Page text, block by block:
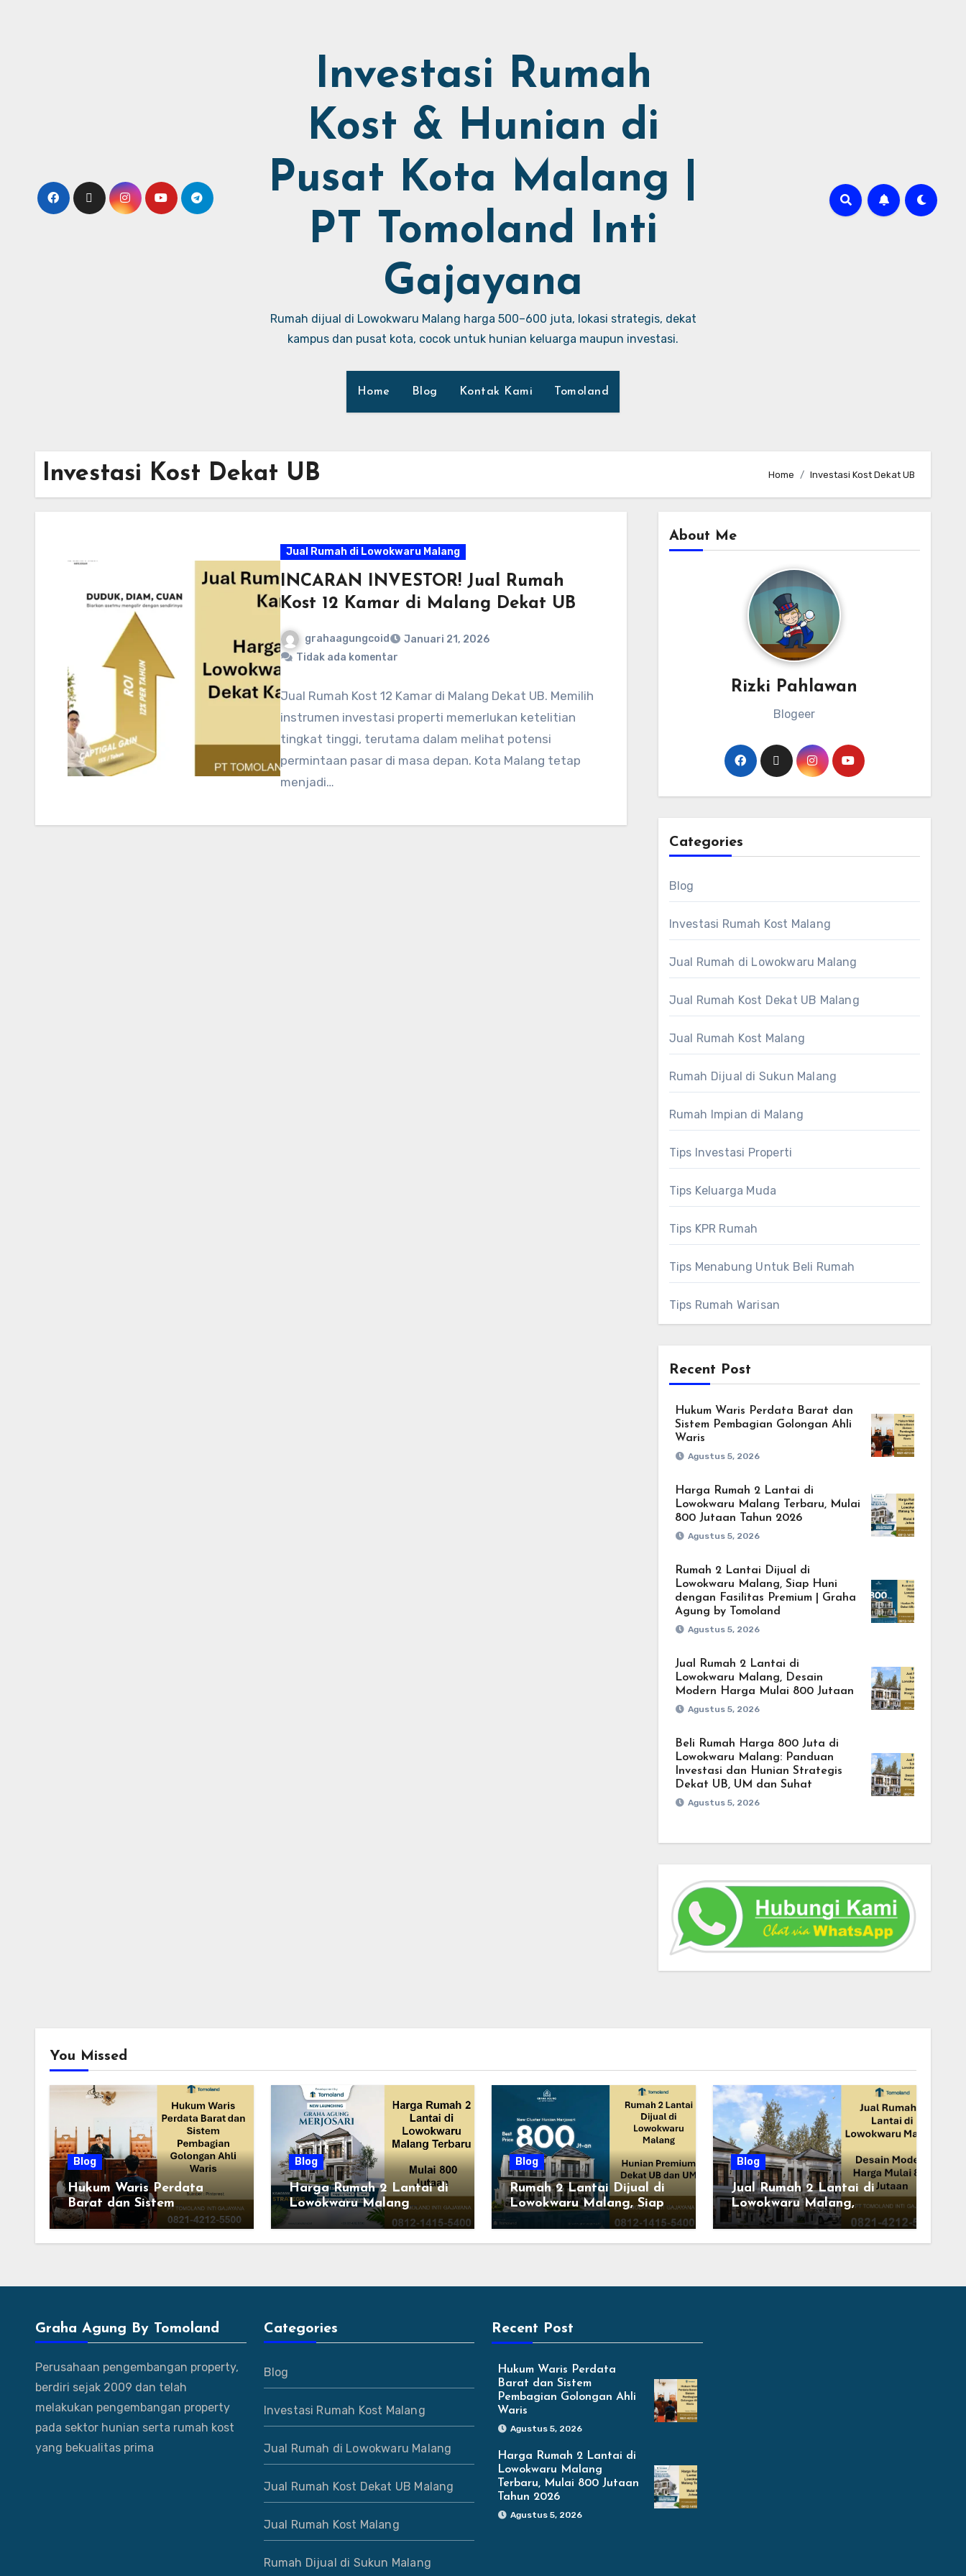
Investasi Rumah
Kost & Hunian di
Pusat Kota Malang |
PT Tomoland Inti
Gajayana
Rumah dijual di Lowokwaru Malang harga 500–600 juta, lokasi strategis, dekat
kampus dan pusat kota, cocok untuk hunian keluarga maupun investasi.
Home Blog Kontak Kami Tomoland
Investasi Kost Dekat UB Home Investasi Kost Dekat UB
Jual Rumah di Lowokwaru Malang
INCARAN INVESTOR! Jual Rumah
Kost 12 Kamar di Malang Dekat UB
grahaagungcoid
Januari 21, 2026
Tidak ada komentar
Jual Rumah Kost 12 Kamar di Malang Dekat UB. Memilih
instrumen investasi properti memerlukan ketelitian
tingkat tinggi, terutama dalam melihat potensi
permintaan pasar di masa depan. Kota Malang tetap
menjadi…
About Me
Rizki Pahlawan
Blogeer
Categories
Blog
Investasi Rumah Kost Malang
Jual Rumah di Lowokwaru Malang
Jual Rumah Kost Dekat UB Malang
Jual Rumah Kost Malang
Rumah Dijual di Sukun Malang
Rumah Impian di Malang
Tips Investasi Properti
Tips Keluarga Muda
Tips KPR Rumah
Tips Menabung Untuk Beli Rumah
Tips Rumah Warisan
Recent Post
Hukum Waris Perdata Barat dan
Sistem Pembagian Golongan Ahli
Waris
Agustus 5, 2026
Harga Rumah 2 Lantai di
Lowokwaru Malang Terbaru, Mulai
800 Jutaan Tahun 2026
Agustus 5, 2026
Rumah 2 Lantai Dijual di
Lowokwaru Malang, Siap Huni
dengan Fasilitas Premium | Graha
Agung by Tomoland
Agustus 5, 2026
Jual Rumah 2 Lantai di
Lowokwaru Malang, Desain
Modern Harga Mulai 800 Jutaan
Agustus 5, 2026
Beli Rumah Harga 800 Juta di
Lowokwaru Malang: Panduan
Investasi dan Hunian Strategis
Dekat UB, UM dan Suhat
Agustus 5, 2026
You Missed
Blog
Hukum Waris Perdata
Barat dan Sistem
Pembagian Golongan Ahli
Blog
Harga Rumah 2 Lantai di
Lowokwaru Malang
Terbaru, Mulai 800 Jutaan
Blog
Rumah 2 Lantai Dijual di
Lowokwaru Malang, Siap
Huni dengan Fasilitas
Blog
Jual Rumah 2 Lantai di
Lowokwaru Malang,
Desain Modern Harga
Graha Agung By Tomoland
Perusahaan pengembangan property,
berdiri sejak 2009 dan telah
melakukan pengembangan property
pada sektor hunian serta rumah kost
yang bekualitas prima
Categories
Blog
Investasi Rumah Kost Malang
Jual Rumah di Lowokwaru Malang
Jual Rumah Kost Dekat UB Malang
Jual Rumah Kost Malang
Rumah Dijual di Sukun Malang
Recent Post
Hukum Waris Perdata
Barat dan Sistem
Pembagian Golongan Ahli
Waris
Agustus 5, 2026
Harga Rumah 2 Lantai di
Lowokwaru Malang
Terbaru, Mulai 800 Jutaan
Tahun 2026
Agustus 5, 2026